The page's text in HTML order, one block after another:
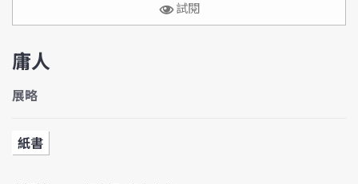
試閱
庸人
展略
紙書